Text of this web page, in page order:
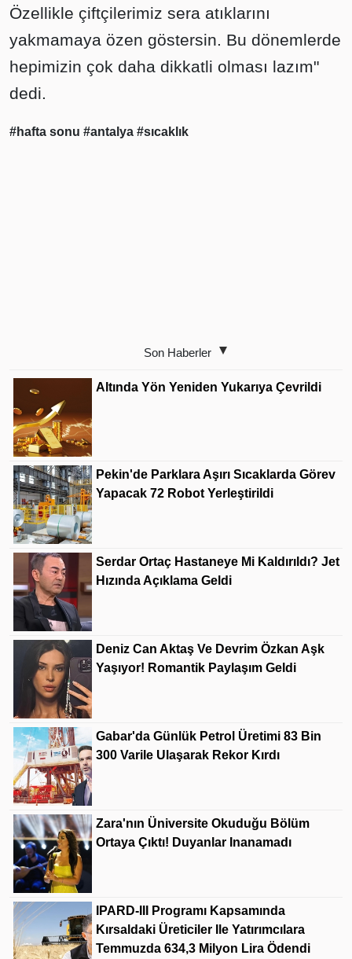
Özellikle çiftçilerimiz sera atıklarını
yakmamaya özen göstersin. Bu dönemlerde
hepimizin çok daha dikkatli olması lazım"
dedi.
#hafta sonu #antalya #sıcaklık
Son Haberler
Altında Yön Yeniden Yukarıya Çevrildi
Pekin'de Parklara Aşırı Sıcaklarda Görev
Yapacak 72 Robot Yerleştirildi
Serdar Ortaç Hastaneye Mi Kaldırıldı? Jet
Hızında Açıklama Geldi
Deniz Can Aktaş Ve Devrim Özkan Aşk
Yaşıyor! Romantik Paylaşım Geldi
Gabar'da Günlük Petrol Üretimi 83 Bin
300 Varile Ulaşarak Rekor Kırdı
Zara'nın Üniversite Okuduğu Bölüm
Ortaya Çıktı! Duyanlar Inanamadı
IPARD-III Programı Kapsamında
Kırsaldaki Üreticiler Ile Yatırımcılara
Temmuzda 634,3 Milyon Lira Ödendi